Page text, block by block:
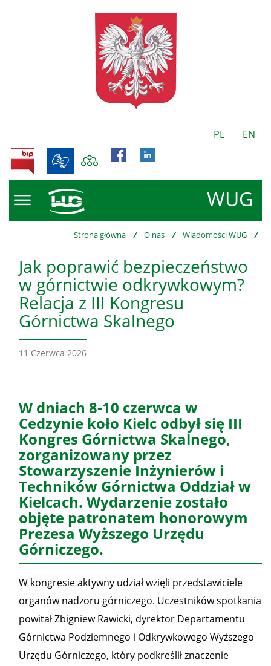
PL EN
WUG
BIP
Strona główna / O nas / Wiadomości WUG /
Jak poprawić bezpieczeństwo
w górnictwie odkrywkowym?
Relacja z III Kongresu
Górnictwa Skalnego
11 Czerwca 2026
W dniach 8-10 czerwca w
Cedzynie koło Kielc odbył się III
Kongres Górnictwa Skalnego,
zorganizowany przez
Stowarzyszenie Inżynierów i
Techników Górnictwa Oddział w
Kielcach. Wydarzenie zostało
objęte patronatem honorowym
Prezesa Wyższego Urzędu
Górniczego.
W kongresie aktywny udział wzięli przedstawiciele
organów nadzoru górniczego. Uczestników spotkania
powitał Zbigniew Rawicki, dyrektor Departamentu
Górnictwa Podziemnego i Odkrywkowego Wyższego
Urzędu Górniczego, który podkreślił znaczenie